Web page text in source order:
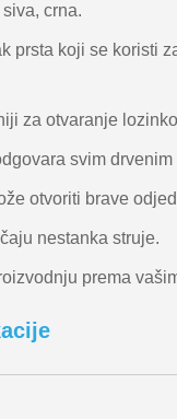
crna.
prsta koji se koristi
za otvaranje
svim drvenim
otvoriti brave
nestanka struje.
prema